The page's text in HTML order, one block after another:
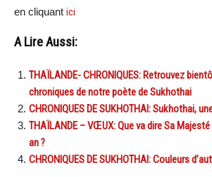
en cliquant ici
A Lire Aussi:
THAÏLANDE- CHRONIQUES: Retrouvez
chroniques de notre poète de Sukhothai
CHRONIQUES DE SUKHOTHAI: Sukhothai,
THAÏLANDE – VŒUX: Que va dire Sa
an ?
CHRONIQUES DE SUKHOTHAI: Couleurs